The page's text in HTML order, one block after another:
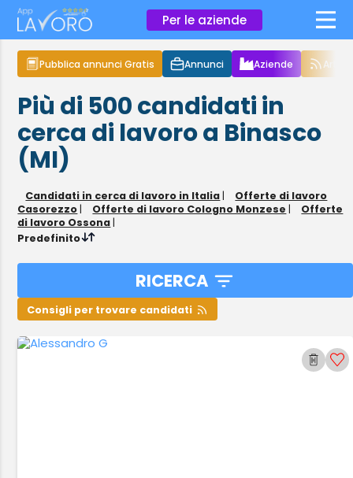
Per le aziende ×
Pubblica annunci Gratis Annunci Aziende
Più di 500candidati in
cerca di lavoroa Binasco
(MI)
Candidati in cerca di lavoro in Italia |
Offerte di lavoro
Casorezzo | Offerte di lavoro Cologno Monzese |
Offerte
di lavoro Ossona |
Predefinito
RICERCA
Consigli per trovare candidati